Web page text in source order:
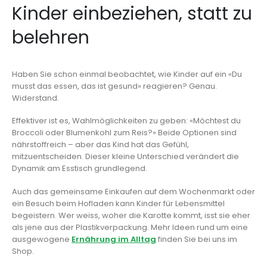
Kinder einbeziehen, statt zu
belehren
Haben Sie schon einmal beobachtet, wie Kinder auf ein «Du
musst das essen, das ist gesund» reagieren? Genau.
Widerstand.
Effektiver ist es, Wahlmöglichkeiten zu geben: «Möchtest du
Broccoli oder Blumenkohl zum Reis?» Beide Optionen sind
nährstoffreich – aber das Kind hat das Gefühl,
mitzuentscheiden. Dieser kleine Unterschied verändert die
Dynamik am Esstisch grundlegend.
Auch das gemeinsame Einkaufen auf dem Wochenmarkt oder
ein Besuch beim Hofladen kann Kinder für Lebensmittel
begeistern. Wer weiss, woher die Karotte kommt, isst sie eher
als jene aus der Plastikverpackung. Mehr Ideen rund um eine
ausgewogene Ernährung im Alltag finden Sie bei uns im
Shop.